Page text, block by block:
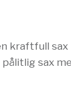
kraftfull
sax